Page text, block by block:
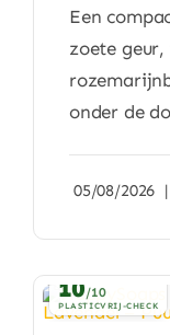
Een
zoete
onder de
05/08/2026 |
10/10
PLASTICVRIJ-CHECK